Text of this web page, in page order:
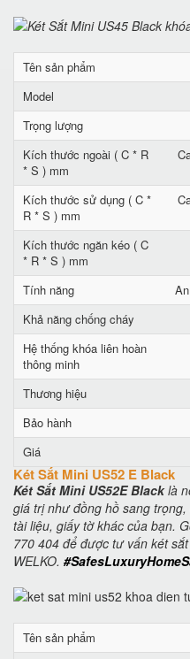
Tên sản phẩm
Model
Trọng lượng
Kích thước ngoài ( C * R
* S ) mm
Kích thước sử dụng ( C *
R * S ) mm
Kích thước ngăn kéo ( C
* R * S ) mm
Tính năng
Khả năng chống cháy
Hệ thống khóa liên hoàn
thông minh
Thương hiệu
Bảo hành
Giá
Két Sắt Mini US52 E Black
Két Sắt Mini US52E Blacklà
giá trị như đồng hồ sang
tài liệu, giấy tờ khác của bạn.
770 404 để được tư vấn két
WELKO.
Tên sản phẩm